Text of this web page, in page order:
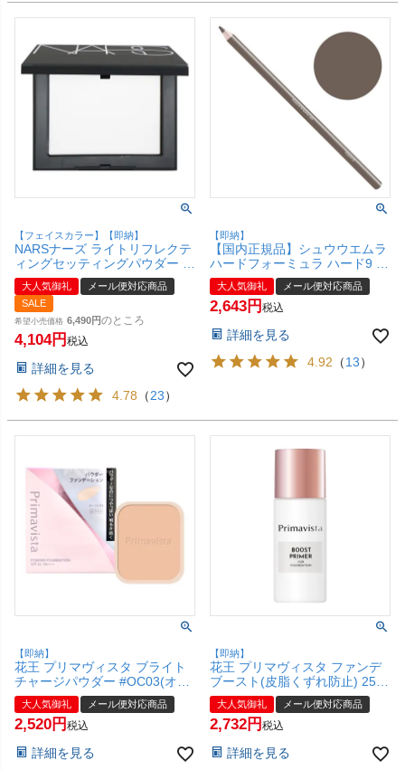
【フェイスカラー】【即納】
NARSナーズ ライトリフレクテ
ィングセッティングパウダー プ
レスト N#5894 CRYSTAL【メ
ール便対応商品】【SBT】
大人気御礼
メール便対応商品
SALE
希望小売価格 6,490 のところ
4,104 税込
詳細を見る
4.78 （23）
【即納】
【国内正規品】シュウウエムラ
ハードフォーミュラ ハード9 ス
トーングレイ05【アイブローペ
ンシル】【メール便対応商品】
【SBT】shu uemura
大人気御礼 メール便対応商品
2,643 税込
詳細を見る
4.92 （13）
【即納】
花王 プリマヴィスタ ブライト
チャージパウダー #OC03(オー
クル03) レフィル 【ファンデー
ション】SPF16 PA+++【メール
便対応商品】【SBT】
大人気御礼 メール便対応商品
2,520 税込
詳細を見る
【即納】
花王 プリマヴィスタ ファンデ
ブースト(皮脂くずれ防止) 25ml
#ヌーディーカラー【化粧下
地】SPF5 PA++【メール便対応
商品】【SBT】(6055776)
大人気御礼 メール便対応商品
2,732 税込
詳細を見る